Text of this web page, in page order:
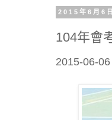
2015年6月6
104年會
2015-06-